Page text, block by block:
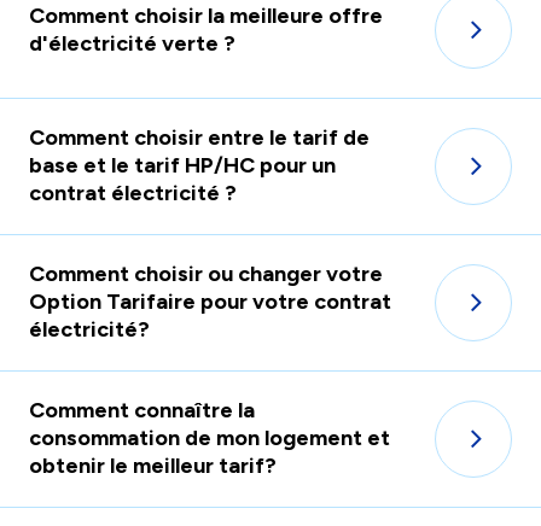
Comment choisir la meilleure offre
d'électricité verte ?
Comment choisir entre le tarif de
base et le tarif HP/HC pour un
contrat électricité ?
Comment choisir ou changer votre
Option Tarifaire pour votre contrat
électricité?
Comment connaître la
consommation de mon logement et
obtenir le meilleur tarif?